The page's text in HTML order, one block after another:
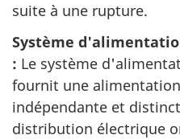
suite à une rupture.
Système
: Le système
fournit une
indépendante et
distribution électrique